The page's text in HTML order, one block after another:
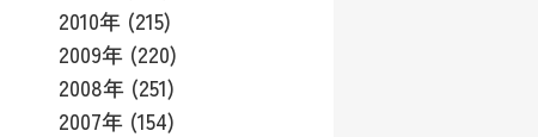
2010年 (215)
2009年 (220)
2008年 (251)
2007年 (154)